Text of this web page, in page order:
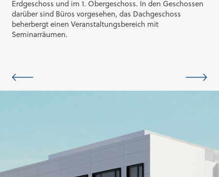
Erdgeschoss und im 1. Obergeschoss. In den Geschossen
darüber sind Büros vorgesehen, das Dachgeschoss
beherbergt einen Veranstaltungsbereich mit
Seminarräumen.